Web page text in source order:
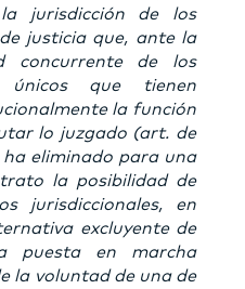
jurisdicción de los
justicia que, ante la
concurrente de los
que tienen
la función
lo juzgado (art. de
ha eliminado para una
la posibilidad de
jurisdiccionales, en
excluyente de
puesta en marcha
la voluntad de una de